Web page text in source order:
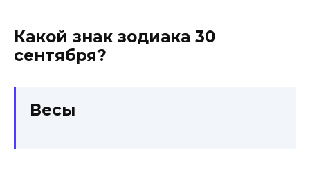
Какой знак зодиака 30
сентября?
Весы